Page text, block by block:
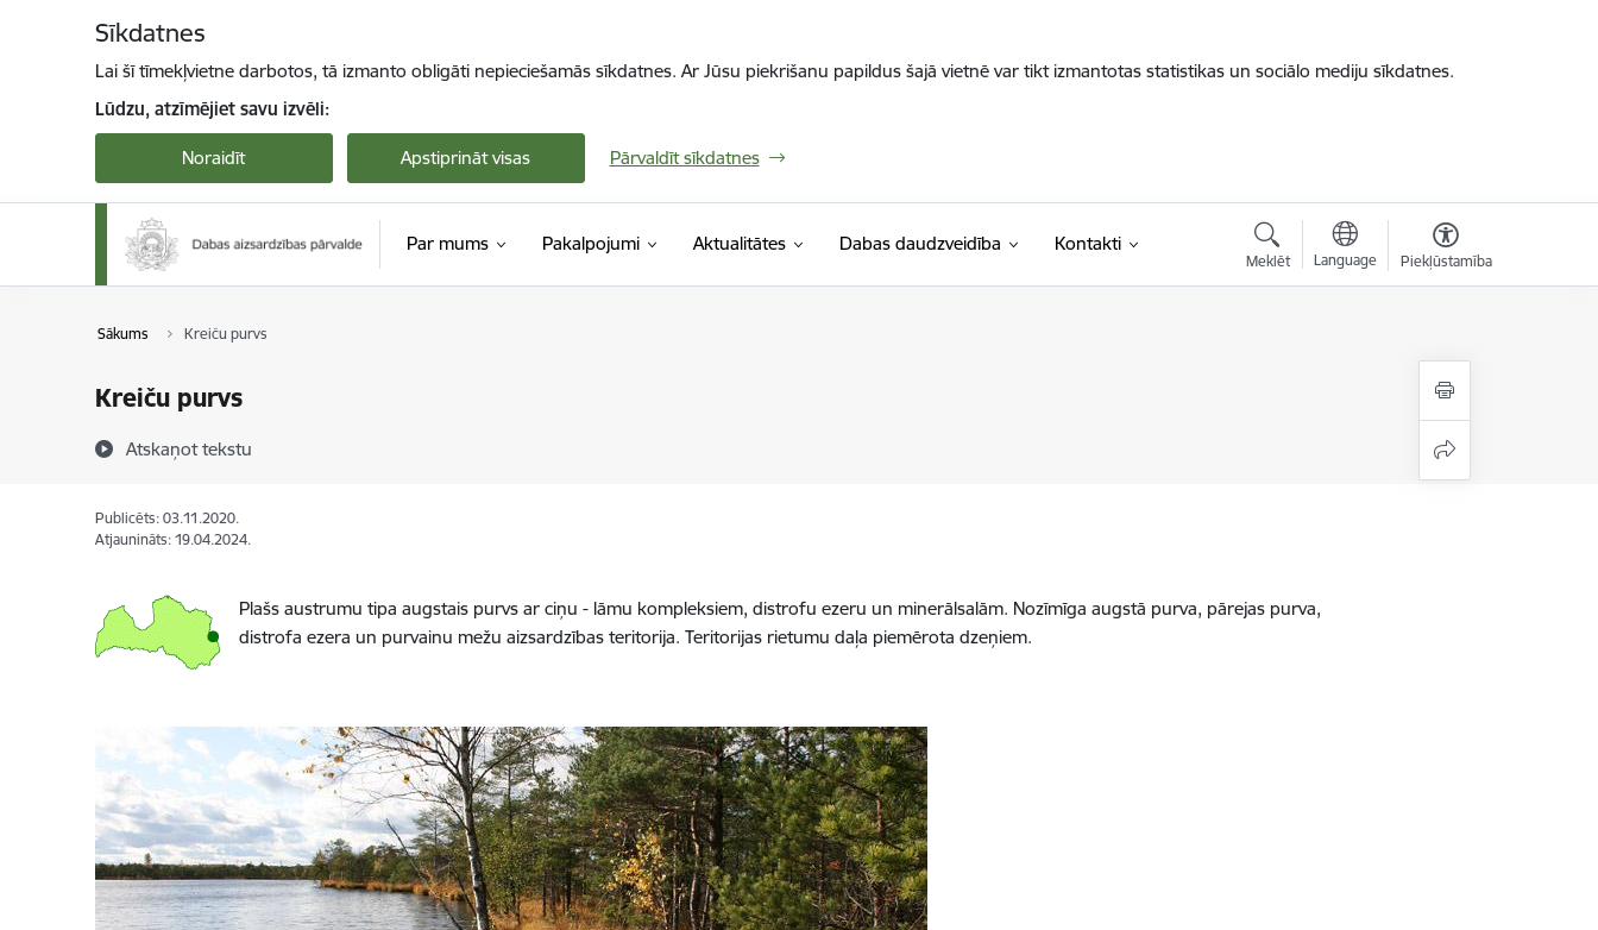
Sīkdatnes
Lai šī tīmekļvietne darbotos, tā izmanto obligāti nepieciešamās sīkdatnes. Ar Jūsu piekrišanu papildus šajā vietnē var tikt izmantotas statistikas un sociālo mediju sīkdatnes.
Lūdzu, atzīmējiet savu izvēli:
Noraidīt Apstiprināt visas Pārvaldīt sīkdatnes
Par mums Pakalpojumi Aktualitātes Dabas daudzveidība Kontakti
Meklēt Language Piekļūstamība
Sākums Kreiču purvs
Kreiču purvs
Atskaņot tekstu
Publicēts: 03.11.2020.
Atjaunināts: 19.04.2024.
Plašs austrumu tipa augstais purvs ar ciņu - lāmu kompleksiem, distrofu ezeru un minerālsalām. Nozīmīga augstā purva, pārejas purva,
distrofa ezera un purvainu mežu aizsardzības teritorija. Teritorijas rietumu daļa piemērota dzeņiem.